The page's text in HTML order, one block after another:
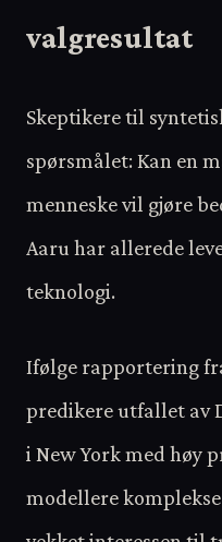
valgresultat
Skeptikere til
spørsmålet: Kan en
menneske vil gjøre
Aaru har allerede
teknologi.
Ifølge rapportering
predikere utfallet av
i New York med høy
modellere